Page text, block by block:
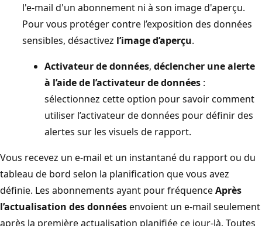
l'e-mail d'un abonnement ni à son image d'aperçu.
Pour vous protéger contre l’exposition des données
sensibles, désactivez l’image d’aperçu.
Activateur de données, déclencher une alerte
à l’aide de l’activateur de données :
sélectionnez cette option pour savoir comment
utiliser l’activateur de données pour définir des
alertes sur les visuels de rapport.
Vous recevez un e-mail et un instantané du rapport ou du
tableau de bord selon la planification que vous avez
définie. Les abonnements ayant pour fréquenceAprès
l’actualisation des donnéesenvoient un e-mail seulement
après la première actualisation planifiée ce jour-là. Toutes